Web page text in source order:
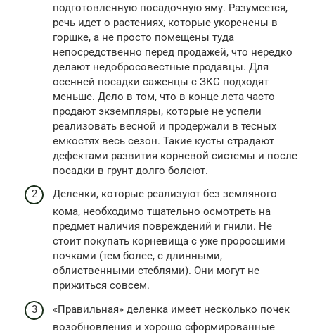
подготовленную посадочную яму. Разумеется,
речь идет о растениях, которые укоренены в
горшке, а не просто помещены туда
непосредственно перед продажей, что нередко
делают недобросовестные продавцы. Для
осенней посадки саженцы с ЗКС подходят
меньше. Дело в том, что в конце лета часто
продают экземпляры, которые не успели
реализовать весной и продержали в тесных
емкостях весь сезон. Такие кусты страдают
дефектами развития корневой системы и после
посадки в грунт долго болеют.
Деленки, которые реализуют без земляного
кома, необходимо тщательно осмотреть на
предмет наличия повреждений и гнили. Не
стоит покупать корневища с уже проросшими
почками (тем более, с длинными,
облиственными стеблями). Они могут не
прижиться совсем.
«Правильная» деленка имеет несколько почек
возобновления и хорошо сформированные